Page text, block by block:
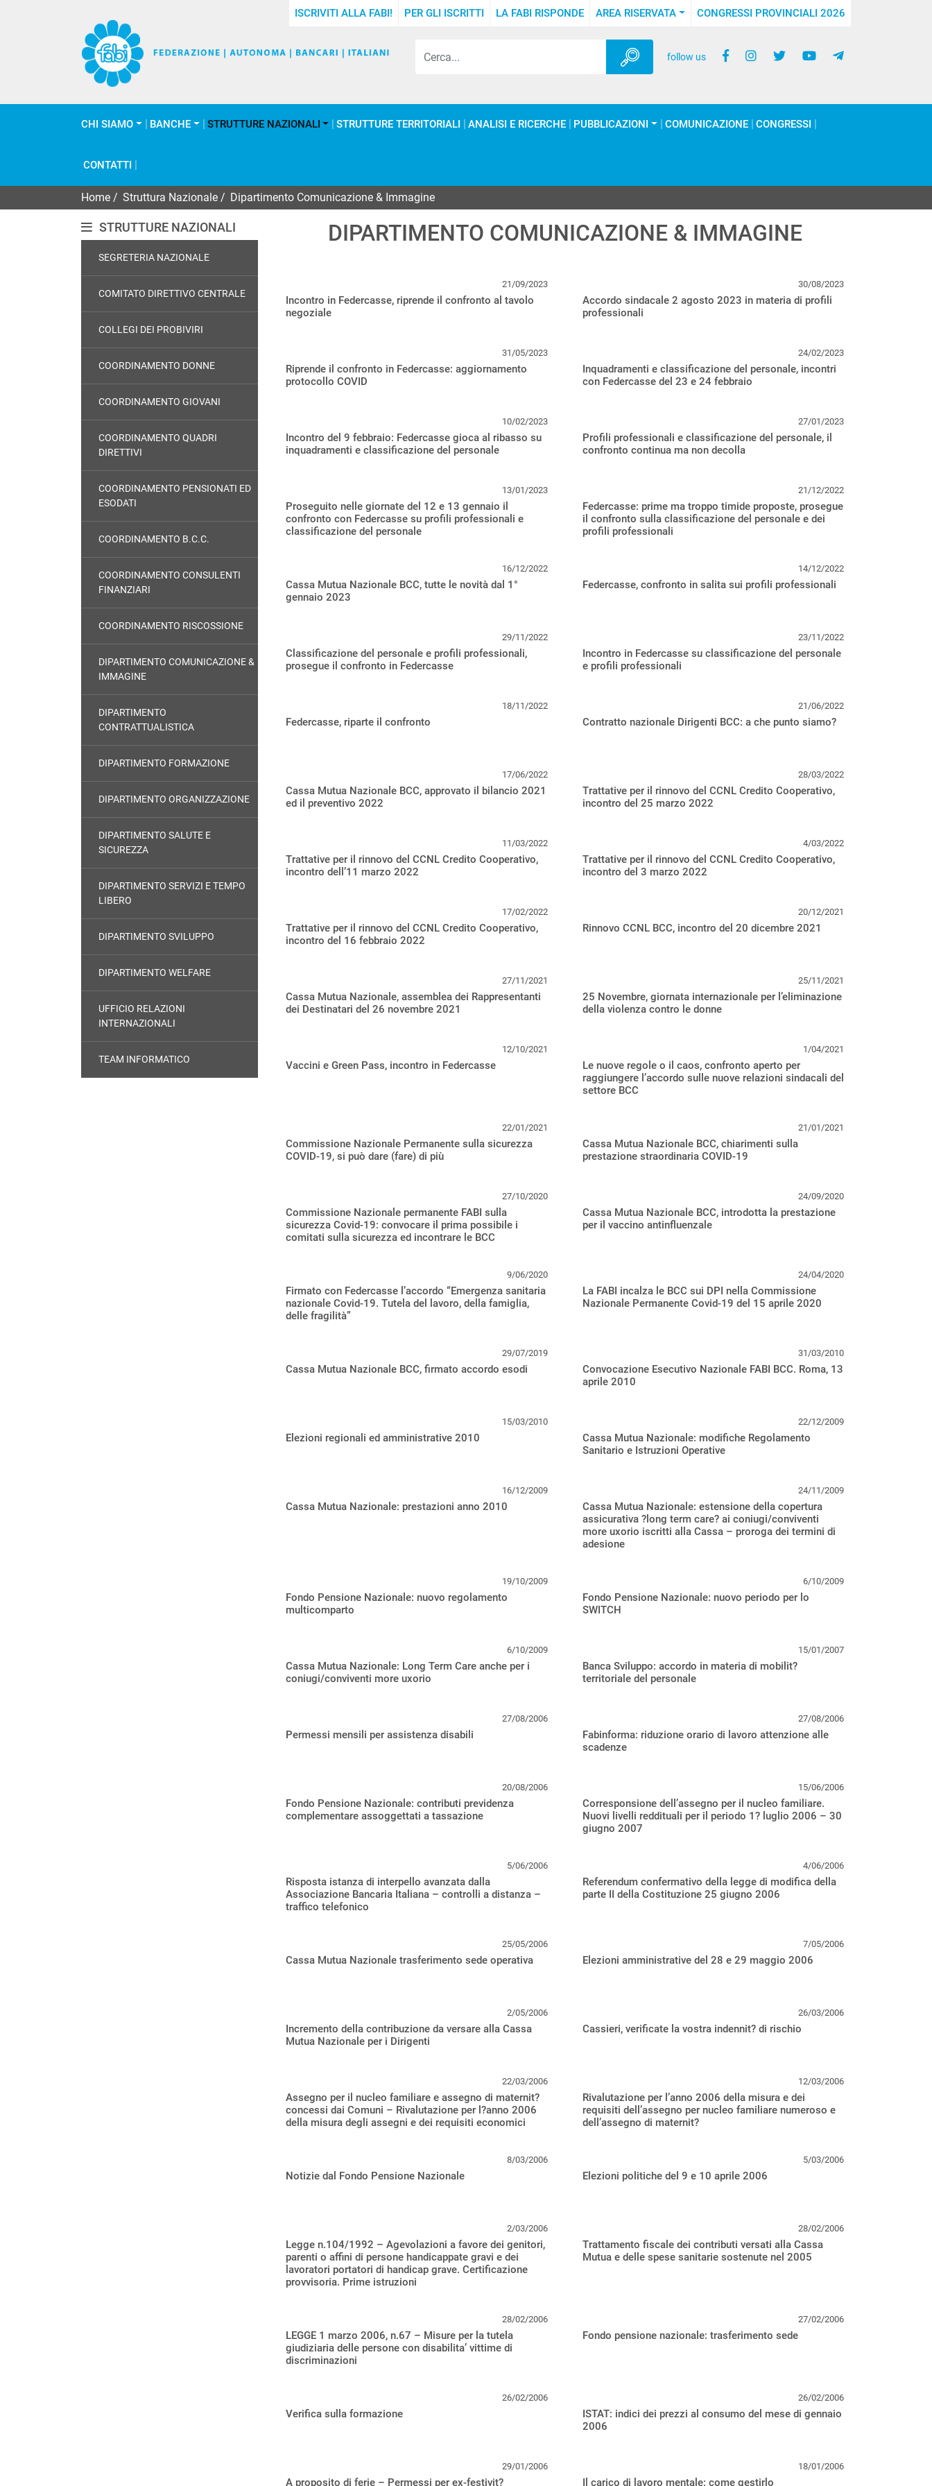
ISCRIVITI ALLA FABI! PER GLI ISCRITTI LA FABI RISPONDE AREA RISERVATA CONGRESSI PROVINCIALI 2026
follow us
CHI SIAMO BANCHE STRUTTURE NAZIONALI STRUTTURE TERRITORIALI ANALISI E RICERCHE PUBBLICAZIONI COMUNICAZIONE CONGRESSI
CONTATTI
Home Struttura Nazionale Dipartimento Comunicazione & Immagine
STRUTTURE NAZIONALI
SEGRETERIA NAZIONALE
COMITATO DIRETTIVO CENTRALE
COLLEGI DEI PROBIVIRI
COORDINAMENTO DONNE
COORDINAMENTO GIOVANI
COORDINAMENTO QUADRI
DIRETTIVI
COORDINAMENTO PENSIONATI ED
ESODATI
COORDINAMENTO B.C.C.
COORDINAMENTO CONSULENTI
FINANZIARI
COORDINAMENTO RISCOSSIONE
DIPARTIMENTO COMUNICAZIONE &
IMMAGINE
DIPARTIMENTO
CONTRATTUALISTICA
DIPARTIMENTO FORMAZIONE
DIPARTIMENTO ORGANIZZAZIONE
DIPARTIMENTO SALUTE E
SICUREZZA
DIPARTIMENTO SERVIZI E TEMPO
LIBERO
DIPARTIMENTO SVILUPPO
DIPARTIMENTO WELFARE
UFFICIO RELAZIONI
INTERNAZIONALI
TEAM INFORMATICO
DIPARTIMENTO COMUNICAZIONE & IMMAGINE
21/09/2023
Incontro in Federcasse, riprende il confronto al tavolo
negoziale
30/08/2023
Accordo sindacale 2 agosto 2023 in materia di profili
professionali
31/05/2023
Riprende il confronto in Federcasse: aggiornamento
protocollo COVID
24/02/2023
Inquadramenti e classificazione del personale, incontri
con Federcasse del 23 e 24 febbraio
10/02/2023
Incontro del 9 febbraio: Federcasse gioca al ribasso su
inquadramenti e classificazione del personale
27/01/2023
Profili professionali e classificazione del personale, il
confronto continua ma non decolla
13/01/2023
Proseguito nelle giornate del 12 e 13 gennaio il
confronto con Federcasse su profili professionali e
classificazione del personale
21/12/2022
Federcasse: prime ma troppo timide proposte, prosegue
il confronto sulla classificazione del personale e dei
profili professionali
16/12/2022
Cassa Mutua Nazionale BCC, tutte le novità dal 1°
gennaio 2023
14/12/2022
Federcasse, confronto in salita sui profili professionali
29/11/2022
Classificazione del personale e profili professionali,
prosegue il confronto in Federcasse
23/11/2022
Incontro in Federcasse su classificazione del personale
e profili professionali
18/11/2022
Federcasse, riparte il confronto
21/06/2022
Contratto nazionale Dirigenti BCC: a che punto siamo?
17/06/2022
Cassa Mutua Nazionale BCC, approvato il bilancio 2021
ed il preventivo 2022
28/03/2022
Trattative per il rinnovo del CCNL Credito Cooperativo,
incontro del 25 marzo 2022
11/03/2022
Trattative per il rinnovo del CCNL Credito Cooperativo,
incontro dell’11 marzo 2022
4/03/2022
Trattative per il rinnovo del CCNL Credito Cooperativo,
incontro del 3 marzo 2022
17/02/2022
Trattative per il rinnovo del CCNL Credito Cooperativo,
incontro del 16 febbraio 2022
20/12/2021
Rinnovo CCNL BCC, incontro del 20 dicembre 2021
27/11/2021
Cassa Mutua Nazionale, assemblea dei Rappresentanti
dei Destinatari del 26 novembre 2021
25/11/2021
25 Novembre, giornata internazionale per l’eliminazione
della violenza contro le donne
12/10/2021
Vaccini e Green Pass, incontro in Federcasse
1/04/2021
Le nuove regole o il caos, confronto aperto per
raggiungere l’accordo sulle nuove relazioni sindacali del
settore BCC
22/01/2021
Commissione Nazionale Permanente sulla sicurezza
COVID-19, si può dare (fare) di più
21/01/2021
Cassa Mutua Nazionale BCC, chiarimenti sulla
prestazione straordinaria COVID-19
27/10/2020
Commissione Nazionale permanente FABI sulla
sicurezza Covid-19: convocare il prima possibile i
comitati sulla sicurezza ed incontrare le BCC
24/09/2020
Cassa Mutua Nazionale BCC, introdotta la prestazione
per il vaccino antinfluenzale
9/06/2020
Firmato con Federcasse l’accordo “Emergenza sanitaria
nazionale Covid-19. Tutela del lavoro, della famiglia,
delle fragilità”
24/04/2020
La FABI incalza le BCC sui DPI nella Commissione
Nazionale Permanente Covid-19 del 15 aprile 2020
29/07/2019
Cassa Mutua Nazionale BCC, firmato accordo esodi
31/03/2010
Convocazione Esecutivo Nazionale FABI BCC. Roma, 13
aprile 2010
15/03/2010
Elezioni regionali ed amministrative 2010
22/12/2009
Cassa Mutua Nazionale: modifiche Regolamento
Sanitario e Istruzioni Operative
16/12/2009
Cassa Mutua Nazionale: prestazioni anno 2010
24/11/2009
Cassa Mutua Nazionale: estensione della copertura
assicurativa ?long term care? ai coniugi/conviventi
more uxorio iscritti alla Cassa – proroga dei termini di
adesione
19/10/2009
Fondo Pensione Nazionale: nuovo regolamento
multicomparto
6/10/2009
Fondo Pensione Nazionale: nuovo periodo per lo
SWITCH
6/10/2009
Cassa Mutua Nazionale: Long Term Care anche per i
coniugi/conviventi more uxorio
15/01/2007
Banca Sviluppo: accordo in materia di mobilit?
territoriale del personale
27/08/2006
Permessi mensili per assistenza disabili
27/08/2006
Fabinforma: riduzione orario di lavoro attenzione alle
scadenze
20/08/2006
Fondo Pensione Nazionale: contributi previdenza
complementare assoggettati a tassazione
15/06/2006
Corresponsione dell’assegno per il nucleo familiare.
Nuovi livelli reddituali per il periodo 1? luglio 2006 – 30
giugno 2007
5/06/2006
Risposta istanza di interpello avanzata dalla
Associazione Bancaria Italiana – controlli a distanza –
traffico telefonico
4/06/2006
Referendum confermativo della legge di modifica della
parte II della Costituzione 25 giugno 2006
25/05/2006
Cassa Mutua Nazionale trasferimento sede operativa
7/05/2006
Elezioni amministrative del 28 e 29 maggio 2006
2/05/2006
Incremento della contribuzione da versare alla Cassa
Mutua Nazionale per i Dirigenti
26/03/2006
Cassieri, verificate la vostra indennit? di rischio
22/03/2006
Assegno per il nucleo familiare e assegno di maternit?
concessi dai Comuni – Rivalutazione per l?anno 2006
della misura degli assegni e dei requisiti economici
12/03/2006
Rivalutazione per l’anno 2006 della misura e dei
requisiti dell’assegno per nucleo familiare numeroso e
dell’assegno di maternit?
8/03/2006
Notizie dal Fondo Pensione Nazionale
5/03/2006
Elezioni politiche del 9 e 10 aprile 2006
2/03/2006
Legge n.104/1992 – Agevolazioni a favore dei genitori,
parenti o affini di persone handicappate gravi e dei
lavoratori portatori di handicap grave. Certificazione
provvisoria. Prime istruzioni
28/02/2006
Trattamento fiscale dei contributi versati alla Cassa
Mutua e delle spese sanitarie sostenute nel 2005
28/02/2006
LEGGE 1 marzo 2006, n.67 – Misure per la tutela
giudiziaria delle persone con disabilita’ vittime di
discriminazioni
27/02/2006
Fondo pensione nazionale: trasferimento sede
26/02/2006
Verifica sulla formazione
26/02/2006
ISTAT: indici dei prezzi al consumo del mese di gennaio
2006
29/01/2006
A proposito di ferie – Permessi per ex-festivit?
18/01/2006
Il carico di lavoro mentale: come gestirlo